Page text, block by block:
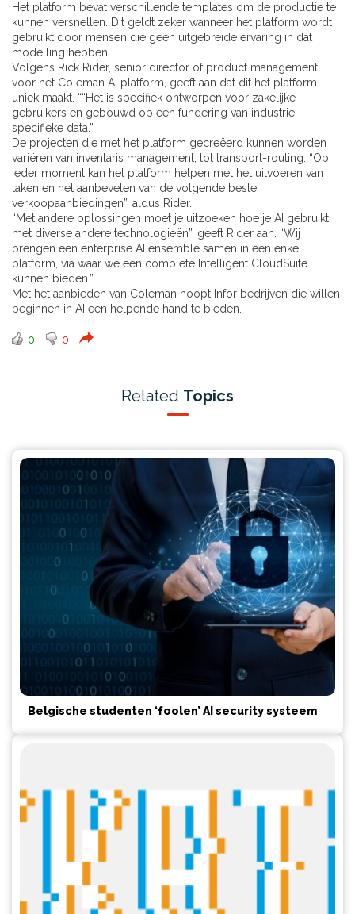
Het platform bevat verschillende templates om de productie te
kunnen versnellen. Dit geldt zeker wanneer het platform wordt
gebruikt door mensen die geen uitgebreide ervaring in dat
modelling hebben.
Volgens Rick Rider, senior director of product management
voor het Coleman AI platform, geeft aan dat dit het platform
uniek maakt. ““Het is specifiek ontworpen voor zakelijke
gebruikers en gebouwd op een fundering van industrie-
specifieke data.”
De projecten die met het platform gecreëerd kunnen worden
variëren van inventaris management, tot transport-routing. “Op
ieder moment kan het platform helpen met het uitvoeren van
taken en het aanbevelen van de volgende beste
verkoopaanbiedingen”, aldus Rider.
“Met andere oplossingen moet je uitzoeken hoe je AI gebruikt
met diverse andere technologieën”, geeft Rider aan. “Wij
brengen een enterprise AI ensemble samen in een enkel
platform, via waar we een complete Intelligent CloudSuite
kunnen bieden.”
Met het aanbieden van Coleman hoopt Infor bedrijven die willen
beginnen in AI een helpende hand te bieden.
0 0
Related Topics
Belgische studenten ‘foolen’ AI security systeem